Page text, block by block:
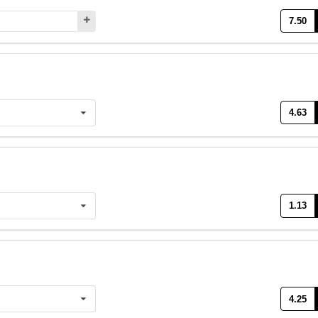
7.50
4.63
1.13
4.25